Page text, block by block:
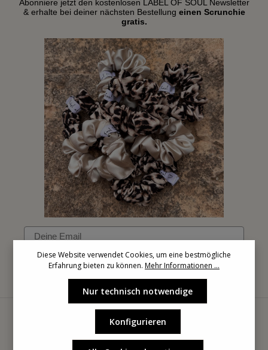
Abonniere jetzt den kostenlosen LABEL OF SOUL Newsletter
& erhalte bei deiner nächsten Bestellung einen Scrunchie
gratis.
Email
Diese Website verwendet Cookies, um eine bestmögliche
Erfahrung bieten zu können. Mehr Informationen ...
Nur technisch notwendige
Konfigurieren